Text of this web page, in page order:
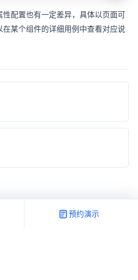
配置也有一定差异，具体以页面可
某个组件的详细用例中查看对应说
预约演示